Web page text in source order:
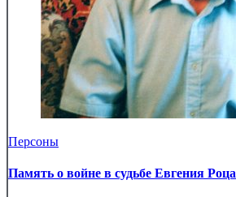
Персоны
Память о войне в судьбе Евгения Роца